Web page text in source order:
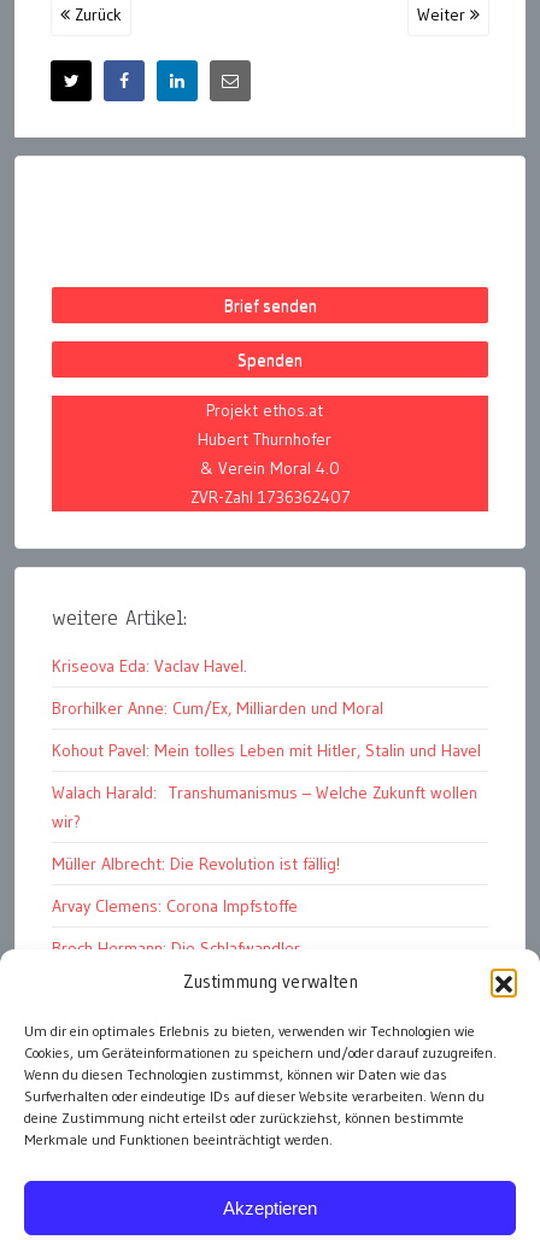
Zustimmung verwalten
Um dir ein optimales Erlebnis zu bieten, verwenden wir Technologien wie
Cookies, um Geräteinformationen zu speichern und/oder darauf zuzugreifen.
Wenn du diesen Technologien zustimmst, können wir Daten wie das
Surfverhalten oder eindeutige IDs auf dieser Website verarbeiten. Wenn du
deine Zustimmung nicht erteilst oder zurückziehst, können bestimmte
Merkmale und Funktionen beeinträchtigt werden.
Akzeptieren
Zurück Weiter
Brief senden
Spenden
Projekt ethos.at
Hubert Thurnhofer
& Verein Moral 4.0
ZVR-Zahl 1736362407
weitere Artikel:
Kriseova Eda: Vaclav Havel.
Brorhilker Anne: Cum/Ex, Milliarden und Moral
Kohout Pavel: Mein tolles Leben mit Hitler, Stalin und Havel
Walach Harald: Transhumanismus – Welche Zukunft wollen
wir?
Müller Albrecht: Die Revolution ist fällig!
Arvay Clemens: Corona Impfstoffe
Broch Hermann: Die Schlafwandler
Kohout Pavel: Ende der Großen Ferien
Bonelli Raphael: Kopflos
Luczak Andreas: Deutschlands Energiewende
alle Artikel